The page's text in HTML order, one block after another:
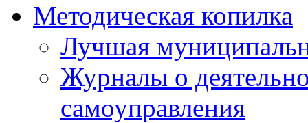
Методическая копилка
Лучшая
Журналы о
самоуправления